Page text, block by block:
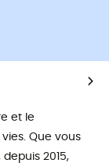
et le
Que vous
2015,